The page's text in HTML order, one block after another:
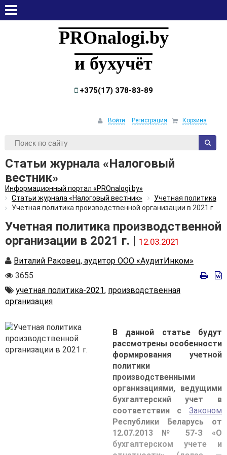
PROnalogi.by
и бухучёт
+375(17) 378-83-89
Войти Регистрация Корзина
Статьи журнала «Налоговый
вестник»
Информационный портал «PROnalogi.by»
Статьи журнала «Налоговый вестник»
Учетная политика
Учетная политика производственной организации в 2021 г.
Учетная политика производственной
организации в 2021 г. | 12.03.2021
Автор
Виталий Раковец, аудитор ООО «АудитИнком»
Количество
3655
Автор
учетная политика-2021, производственная
организация
В данной статье будут
рассмотрены особенности
формирования учетной
политики
производственными
организациями, ведущими
бухгалтерский учет в
соответствии с Законом
Республики Беларусь от
12.07.2013 № 57-З «О
бухгалтерском учете и